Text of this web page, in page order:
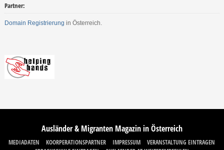
Partner:
Domain Registrierung in Österreich.
Ausländer & Migranten Magazin in Österreich
MEDIADATEN KOORPERATIONSPARTNER IMPRESSUM
VERANSTALTUNG EINTRAGEN